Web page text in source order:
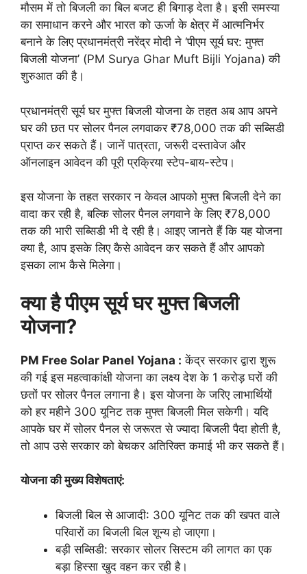
मौसम में तो बिजली का बिल बजट ही बिगाड़ देता है। इसी समस्या
का समाधान करने और भारत को ऊर्जा के क्षेत्र में आत्मनिर्भर
बनाने के लिए प्रधानमंत्री नरेंद्र मोदी ने ‘पीएम सूर्य घर: मुफ्त
बिजली योजना’ (PM Surya Ghar Muft Bijli Yojana) की
शुरुआत की है।
प्रधानमंत्री सूर्य घर मुफ्त बिजली योजना के तहत अब आप अपने
घर की छत पर सोलर पैनल लगवाकर ₹78,000 तक की सब्सिडी
प्राप्त कर सकते हैं। जानें पात्रता, जरूरी दस्तावेज और
ऑनलाइन आवेदन की पूरी प्रक्रिया स्टेप-बाय-स्टेप।
इस योजना के तहत सरकार न केवल आपको मुफ्त बिजली देने का
वादा कर रही है, बल्कि सोलर पैनल लगवाने के लिए ₹78,000
तक की भारी सब्सिडी भी दे रही है। आइए जानते हैं कि यह योजना
क्या है, आप इसके लिए कैसे आवेदन कर सकते हैं और आपको
इसका लाभ कैसे मिलेगा।
क्या है पीएम सूर्य घर मुफ्त बिजली
योजना?
PM Free Solar Panel Yojana : केंद्र सरकार द्वारा शुरू
की गई इस महत्वाकांक्षी योजना का लक्ष्य देश के 1 करोड़ घरों की
छतों पर सोलर पैनल लगाना है। इस योजना के जरिए लाभार्थियों
को हर महीने 300 यूनिट तक मुफ्त बिजली मिल सकेगी। यदि
आपके घर में सोलर पैनल से जरूरत से ज्यादा बिजली पैदा होती है,
तो आप उसे सरकार को बेचकर अतिरिक्त कमाई भी कर सकते हैं।
योजना की मुख्य विशेषताएं:
बिजली बिल से आजादी: 300 यूनिट तक की खपत वाले
परिवारों का बिजली बिल शून्य हो जाएगा।
बड़ी सब्सिडी: सरकार सोलर सिस्टम की लागत का एक
बड़ा हिस्सा खुद वहन कर रही है।